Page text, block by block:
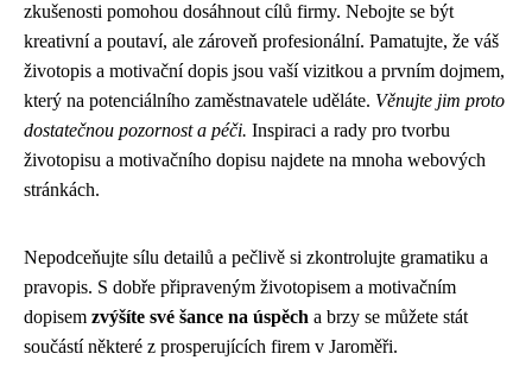
zkušenosti pomohou dosáhnout cílů firmy. Nebojte se být
kreativní a poutaví, ale zároveň profesionální. Pamatujte, že váš
životopis a motivační dopis jsou vaší vizitkou a prvním dojmem,
který na potenciálního zaměstnavatele uděláte. Věnujte jim proto
dostatečnou pozornost a péči. Inspiraci a rady pro tvorbu
životopisu a motivačního dopisu najdete na mnoha webových
stránkách.
Nepodceňujte sílu detailů a pečlivě si zkontrolujte gramatiku a
pravopis. S dobře připraveným životopisem a motivačním
dopisem zvýšíte své šance na úspěch a brzy se můžete stát
součástí některé z prosperujících firem v Jaroměři.